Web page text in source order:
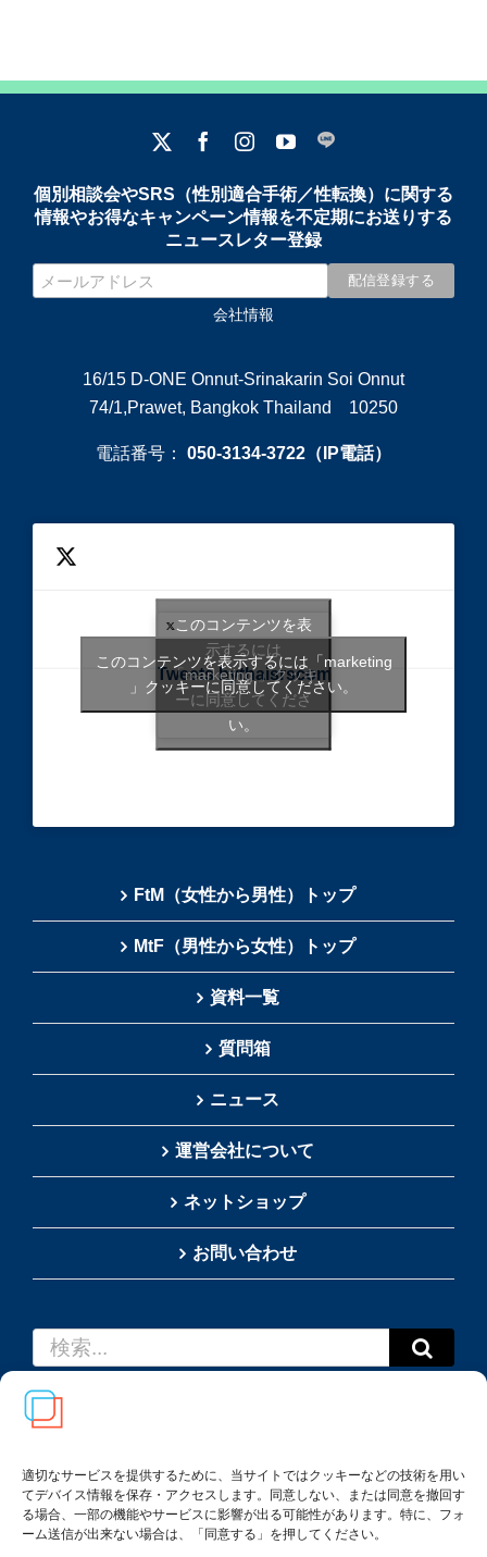
適切なサービスを提供するために、当サイトではクッキーなどの技術を用い
てデバイス情報を保存・アクセスします。同意しない、または同意を撤回す
る場合、一部の機能やサービスに影響が出る可能性があります。特に、フォ
ーム送信が出来ない場合は、「同意する」を押してください。
個別相談会やSRS（性別適合手術／性転換）に関する
情報やお得なキャンペーン情報を不定期にお送りする
ニュースレター登録
会社情報
16/15 D-ONE Onnut-Srinakarin Soi Onnut
74/1,Prawet, Bangkok Thailand 10250
電話番号： 050-3134-3722（IP電話）
Tweets bythaisrscom
このコンテンツを表
示するには
「marketing 」クッキ
ーに同意してくださ
い。
このコンテンツを表示するには「marketing
」クッキーに同意してください。
FtM（女性から男性）トップ
MtF（男性から女性）トップ
資料一覧
質問箱
ニュース
運営会社について
ネットショップ
お問い合わせ
索
…
Copyright(c) 2002-2026Thai SRS Guide Center. All
rights reserved.